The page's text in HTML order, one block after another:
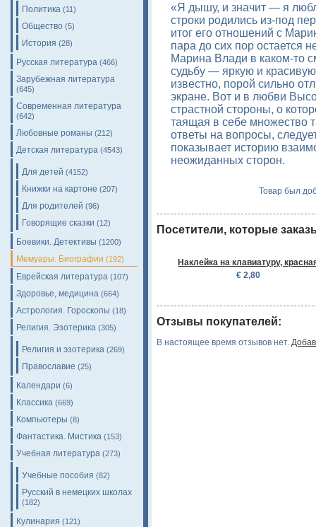
Политика (11)
Общество (5)
История (28)
Русская литература (466)
Зарубежная литература
(645)
Современная литература
(642)
Любовные романы (212)
Детская литература (4543)
Для детей (4152)
Книжки на картоне (207)
Для родителей (96)
Говорящие сказки (12)
Боевики. Детективы (1200)
Мемуары. Биографии (192)
Еврейская литература (107)
Здоровье, медицина (664)
Астрология. Гороскопы (18)
Религия. Эзотерика (305)
Религия и эзотерика (269)
Православие (25)
Календари (6)
Классика (669)
Компьютеры (8)
Фантастика. Мистика (153)
Учебная литература (273)
Учебные пособия (82)
Русский в немецких школах
(182)
Кулинария (121)
«Я дышу, и значит — я
строки родились из-под
итог его отношений с
пара до сих пор остается
Марина Влади в каком-то
судьбу — яркую и
известно, порой сильно
экране. Вот и в любви
страстной стороны, о
таящая в себе множество
ответы на вопросы,
показывает историю
неожиданных сторон.
Товар был
Посетители, которые
Наклейка на клавиатуру,
€ 2,80
Отзывы покупателей:
В настоящее время отзывов нет.